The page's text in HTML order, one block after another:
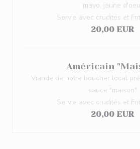
mayo, jaune
Servie avec crudités et
20,00 EUR
Américain
Viande de notre boucher local
sauce "maison"
Servie avec crudités et
20,00 EUR